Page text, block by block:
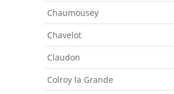
Chaumousey
Chavelot
Claudon
Colroy la Grande